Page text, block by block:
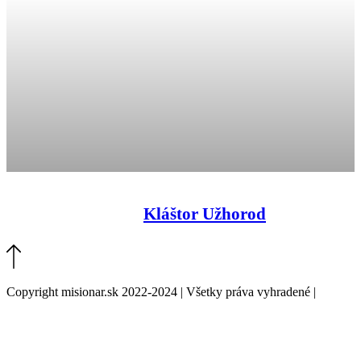
Kláštor Užhorod
Copyright misionar.sk 2022-2024 | Všetky práva vyhradené |